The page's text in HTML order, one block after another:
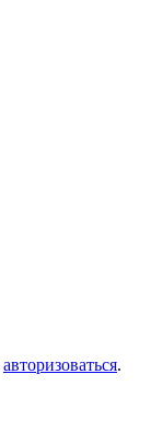
авторизоваться.